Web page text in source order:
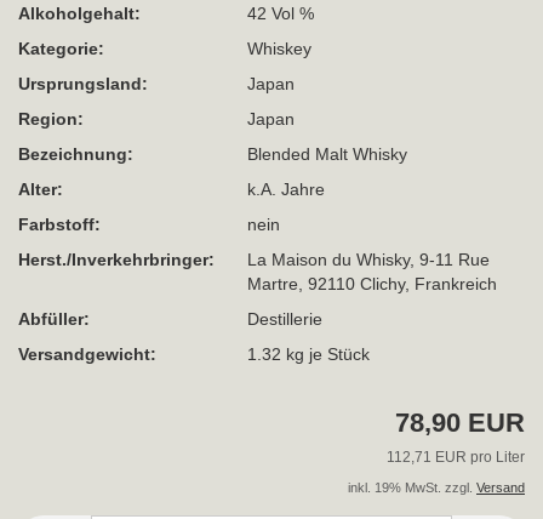
Alkoholgehalt:
42 Vol %
Kategorie:
Whiskey
Ursprungsland:
Japan
Region:
Japan
Bezeichnung:
Blended Malt Whisky
Alter:
k.A. Jahre
Farbstoff:
nein
Herst./Inverkehrbringer:
La Maison du Whisky, 9-11 Rue
Martre, 92110 Clichy, Frankreich
Abfüller:
Destillerie
Versandgewicht:
1.32 kg je Stück
78,90 EUR
112,71 EUR pro Liter
inkl. 19% MwSt. zzgl. Versand